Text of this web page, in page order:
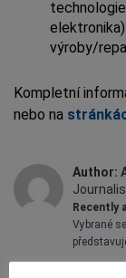
výroby/
Kompletní
nebo na
Author:
Recently
Vybrané